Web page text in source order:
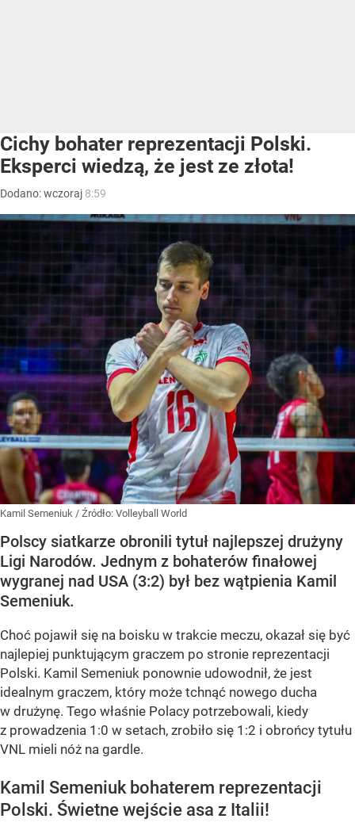
Cichy bohater reprezentacji Polski.
Eksperci wiedzą, że jest ze złota!
Dodano:wczoraj 8:59
Kamil Semeniuk / Źródło: Volleyball World
Polscy siatkarze obronili tytuł najlepszej drużyny
Ligi Narodów. Jednym z bohaterów finałowej
wygranej nad USA (3:2) był bez wątpienia Kamil
Semeniuk.
Choć pojawił się na boisku w trakcie meczu, okazał się być
najlepiej punktującym graczem po stronie reprezentacji
Polski. Kamil Semeniuk ponownie udowodnił, że jest
idealnym graczem, który może tchnąć nowego ducha
w drużynę. Tego właśnie Polacy potrzebowali, kiedy
z prowadzenia 1:0 w setach, zrobiło się 1:2 i obrońcy tytułu
VNL mieli nóż na gardle.
Kamil Semeniuk bohaterem reprezentacji
Polski. Świetne wejście asa z Italii!